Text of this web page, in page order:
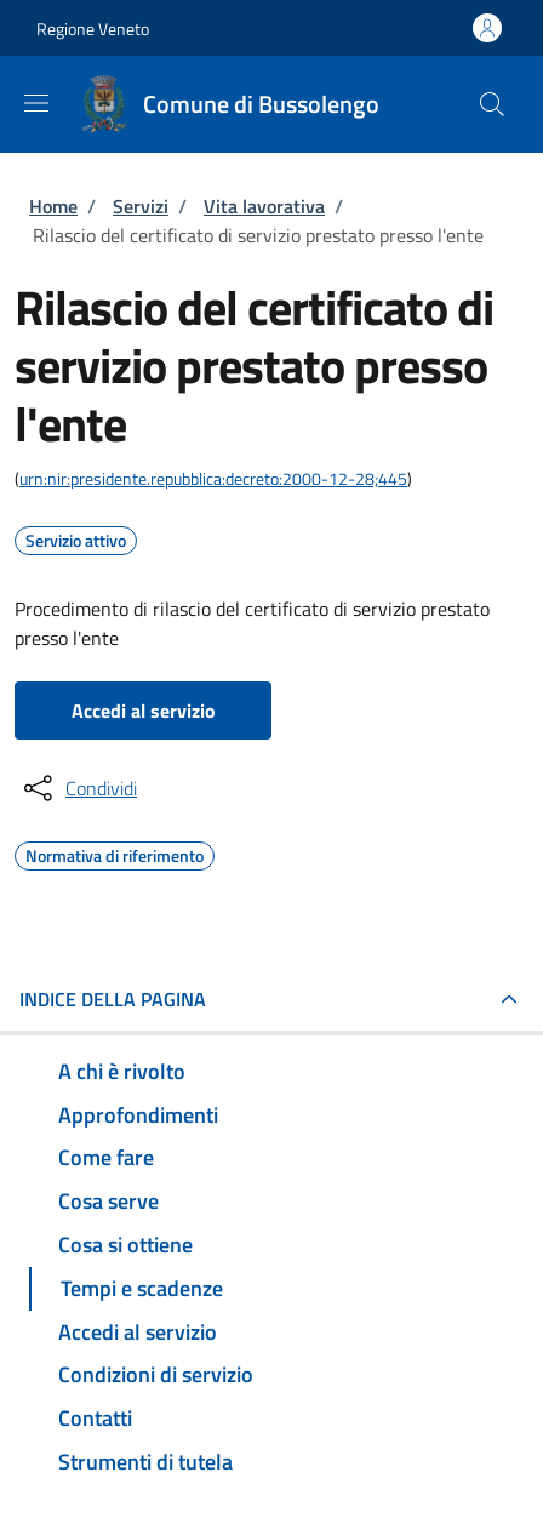
Regione Veneto
Comune di Bussolengo
Briciole di pane
Home / Servizi / Vita lavorativa /
Rilascio del certificato di servizio prestato presso l'ente
Rilascio del certificato di
servizio prestato presso
l'ente
(urn:nir:presidente.repubblica:decreto:2000-12-28;445)
Servizio attivo
Procedimento di rilascio del certificato di servizio prestato
presso l'ente
Accedi al servizio
Condividi
Normativa di riferimento
INDICE DELLA PAGINA
A chi è rivolto
Approfondimenti
Come fare
Cosa serve
Cosa si ottiene
Tempi e scadenze
Accedi al servizio
Condizioni di servizio
Contatti
Strumenti di tutela